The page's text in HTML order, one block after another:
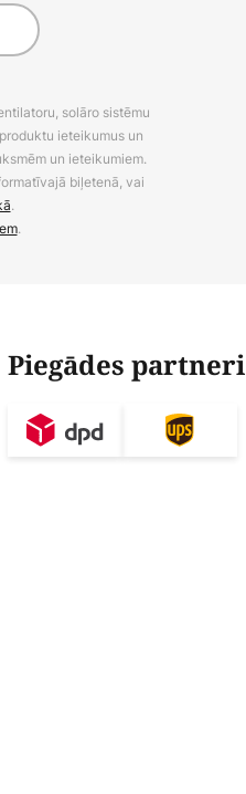
solāro sistēmu
ieteikumus un
un ieteikumiem.
biļetenā, vai
.
.
Piegādes partneri